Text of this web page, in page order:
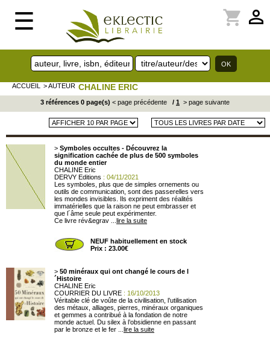
☰ perm_identity
shopping_cart
ACCUEIL > AUTEUR CHALINE ERIC
3 références 0 page(s) < page précédente / 1 > page suivante
> Symboles occultes - Découvrez la
signification cachée de plus de 500 symboles
du monde entier
CHALINE Eric
DERVY Editions : 04/11/2021
Les symboles, plus que de simples ornements ou
outils de communication, sont des passerelles vers
les mondes invisibles. Ils expriment des réalités
immatérielles que la raison ne peut embrasser et
que l´âme seule peut expérimenter.
Ce livre rév&egrav ... lire la suite
NEUF habituellement en stock
Prix : 23.00€
> 50 minéraux qui ont changé le cours de l
´Histoire
CHALINE Eric
COURRIER DU LIVRE : 16/10/2013
Véritable clé de voûte de la civilisation, l’utilisation
des métaux, alliages, pierres, minéraux organiques
et gemmes a contribué à la fondation de notre
monde actuel. Du silex à l’obsidienne en passant
par le bronze et le fer ... lire la suite